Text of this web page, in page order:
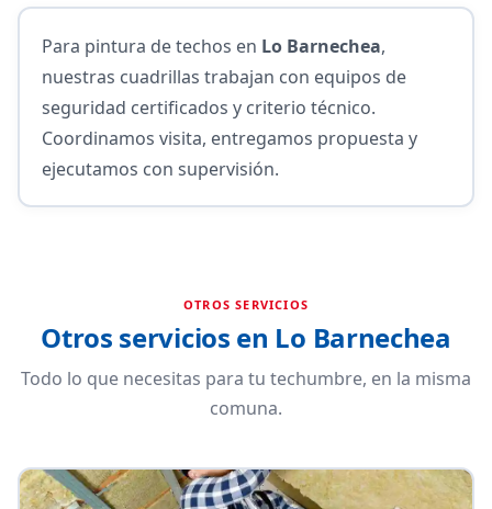
Para pintura de techos en Lo Barnechea,
nuestras cuadrillas trabajan con equipos de
seguridad certificados y criterio técnico.
Coordinamos visita, entregamos propuesta y
ejecutamos con supervisión.
OTROS SERVICIOS
Otros servicios en Lo Barnechea
Todo lo que necesitas para tu techumbre, en la misma
comuna.